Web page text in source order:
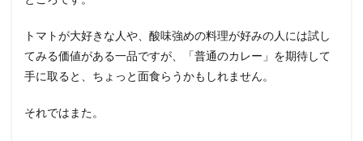
トマトが大好きな人や、酸味強めの料理が好みの人には試し
てみる価値がある一品ですが、「普通のカレー」を期待して
手に取ると、ちょっと面食らうかもしれません。
それではまた。